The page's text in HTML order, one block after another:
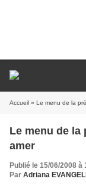
Accueil » Le menu de la
Le menu de la
amer
Publié le 15/06/2008 à
Par Adriana